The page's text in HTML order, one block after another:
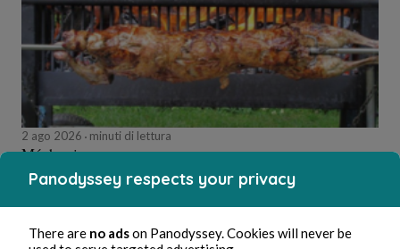
2 ago 2026 minuti di lettura
Méchoui
Panodyssey respects your privacy
There are no adson Panodyssey. Cookies will never be